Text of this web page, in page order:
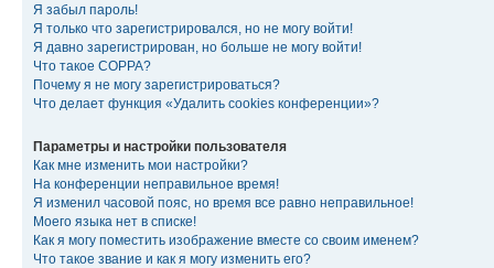
Я забыл пароль!
Я только что зарегистрировался, но не могу войти!
Я давно зарегистрирован, но больше не могу войти!
Что такое COPPA?
Почему я не могу зарегистрироваться?
Что делает функция «Удалить cookies конференции»?
Параметры и настройки пользователя
Как мне изменить мои настройки?
На конференции неправильное время!
Я изменил часовой пояс, но время все равно неправильное!
Моего языка нет в списке!
Как я могу поместить изображение вместе со своим именем?
Что такое звание и как я могу изменить его?